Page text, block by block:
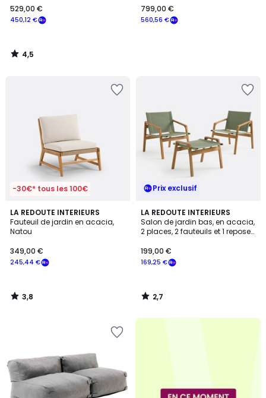
€
souscrivez
notre
programme
450,12 €
529,00 €
4,5
/
560,56 €
799,00 €
-30€* tous les 100€
LA REDOUTE INTERIEURS
Fauteuil de jardin en acacia,
Natou
245,44 €
349,00 €
3,8
/ 5
3,8
/
Prix exclusif
LA REDOUTE INTERIEURS
Salon de jardin bas, en acacia,
2 places, 2 fauteuils et 1 repose-
169,25 €
199,00 €
2,7
/ 5
2,7
/